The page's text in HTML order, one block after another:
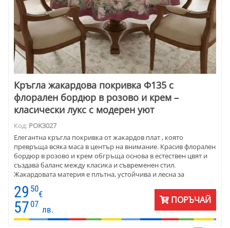
Кръгла жакардова покривка Ф135 с
флорален бордюр в розово и крем –
класически лукс с модерен уют
Код: POK3027
Елегантна кръгла покривка от жакардов плат , която
превръща всяка маса в център на внимание. Красив флорален
бордюр в розово и крем обгръща основа в естествен цвят и
създава баланс между класика и съвременен стил.
Жакардовата материя е плътна, устойчива и лесна за
поддръжка – създадена за красиви моменти без усилие.
29 50
€
57 07
лв.
ПОРЪЧАЙ